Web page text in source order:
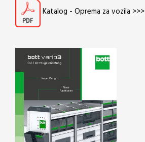
Katalog - Oprema za vozila >>>